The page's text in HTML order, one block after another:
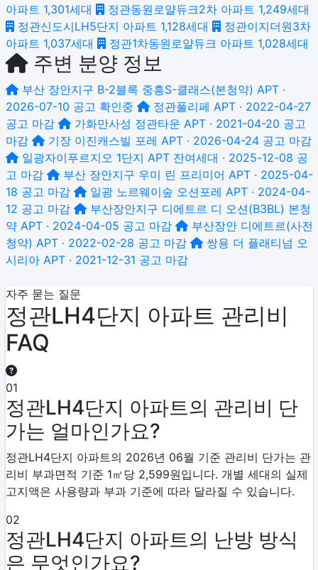
아파트 1,301세대 정관동원로얄듀크2차 아파트 1,249세대
정관신도시LH5단지 아파트 1,128세대
정관이지더원3차
아파트 1,037세대 정관1차동원로얄듀크 아파트 1,028세대
주변 분양 정보
부산 장안지구 B-2블록 중흥S-클래스(본청약) APT ·
2026-07-10 공고 확인중 정관풀리페 APT · 2022-04-27
공고 마감 가화만사성 정관타운 APT · 2021-04-20 공고
마감
기장 이진캐스빌 포레 APT · 2026-04-24 공고 마감
일광자이푸르지오 1단지 APT 잔여세대 · 2025-12-08 공
고 마감 부산 장안지구 우미 린 프리미어 APT · 2025-04-
18 공고 마감 일광 노르웨이숲 오션포레 APT · 2024-04-
12 공고 마감
부산장안지구 디에트르 디 오션(B3BL) 본청
약 APT · 2024-04-05 공고 마감
부산장안 디에트르(사전
청약) APT · 2022-02-28 공고 마감
쌍용 더 플래티넘 오
시리아 APT · 2021-12-31 공고 마감
자주 묻는 질문
정관LH4단지 아파트 관리비
FAQ
01
정관LH4단지 아파트의 관리비 단
가는 얼마인가요?
정관LH4단지 아파트의 2026년 06월 기준 관리비 단가는 관
리비 부과면적 기준 1㎡당 2,599원입니다. 개별 세대의 실제
고지액은 사용량과 부과 기준에 따라 달라질 수 있습니다.
02
정관LH4단지 아파트의 난방 방식
은 무엇인가요?